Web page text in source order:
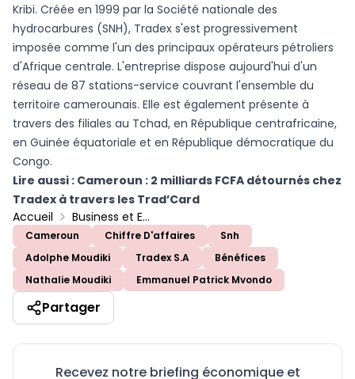
Kribi. Créée en 1999 par la Société nationale des
hydrocarbures (SNH), Tradex s'est progressivement
imposée comme l'un des principaux opérateurs pétroliers
d'Afrique centrale. L'entreprise dispose aujourd'hui d'un
réseau de 87 stations-service couvrant l'ensemble du
territoire camerounais. Elle est également présente à
travers des filiales au Tchad, en République centrafricaine,
en Guinée équatoriale et en République démocratique du
Congo.
Lire aussi : Cameroun : 2 milliards FCFA détournés chez
Tradex à travers les Trad’Card
Accueil
Business et Entreprises
Cameroun Chiffre D'affaires
Snh
Adolphe Moudiki
Tradex S.A
Bénéfices
Nathalie Moudiki
Emmanuel Patrick Mvondo
Partager
Recevez notre briefing économique et